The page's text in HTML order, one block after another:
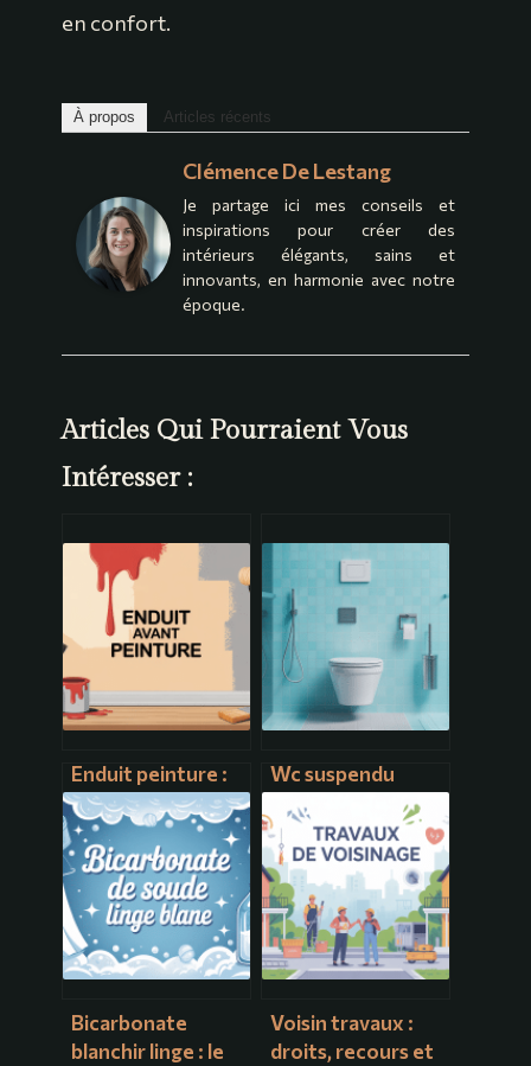
en confort.
À propos Articles récents
Clémence De Lestang
Je partage ici mes conseils et
inspirations pour créer des
intérieurs élégants, sains et
innovants, en harmonie avec notre
époque.
Articles Qui Pourraient Vous
Intéresser :
Enduit peinture :
bien préparer ses
murs pour un
résultat
impeccable
Wc suspendu
geberit : le guide
complet pour bien
choisir et installer
Bicarbonate
blanchir linge : le
Voisin travaux :
droits, recours et